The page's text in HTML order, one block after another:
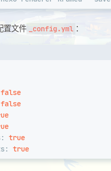
置文件 _config.yml ：
false
false
true
true